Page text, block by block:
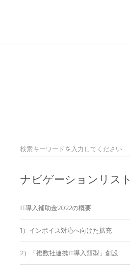
ナビゲーションリスト
IT導入補助金2022の概要
1）インボイス対応へ向けた拡充
2）「複数社連携IT導入類型」創設